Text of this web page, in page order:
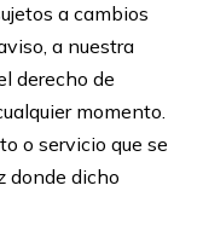
a cambios
a nuestra
derecho de
momento.
o servicio que se
donde dicho